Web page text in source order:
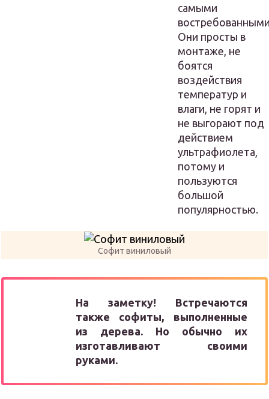
самыми
Они просты в
монтаже, не
боятся
воздействия
температур и
влаги, не горят и
не выгорают под
действием
ультрафиолета,
потому и
пользуются
большой
популярностью.
Софит виниловый
На заметку! Встречаются
также софиты, выполненные
из дерева. Но обычно их
изготавливают своими
руками.